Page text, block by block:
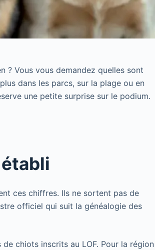
? Vous vous demandez quelles sont
dans les parcs, sur la plage ou en
une petite surprise sur le podium.
ces chiffres. Ils ne sortent pas de
officiel qui suit la généalogie des
chiots inscrits au LOF. Pour la région